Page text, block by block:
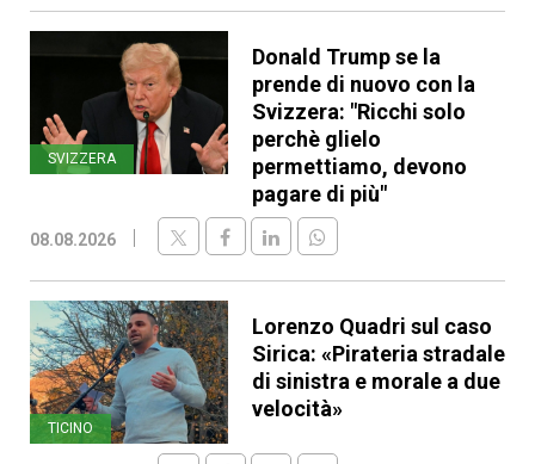
SVIZZERA
Donald Trump se la
prende di nuovo con la
Svizzera: "Ricchi solo
perchè glielo
permettiamo, devono
pagare di più"
08.08.2026
TICINO
Lorenzo Quadri sul caso
Sirica: «Pirateria stradale
di sinistra e morale a due
velocità»